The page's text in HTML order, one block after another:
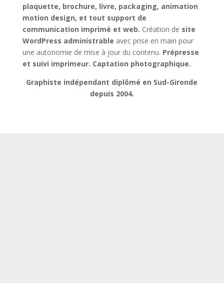
plaquette, brochure, livre, packaging, animation
motion design, et tout support de
communication imprimé et web. Création de site
WordPress administrable avec prise en main pour
une autonomie de mise à jour du contenu. Prépresse
et suivi imprimeur. Captation photographique.
Graphiste indépendant diplômé en Sud-Gironde
depuis 2004.